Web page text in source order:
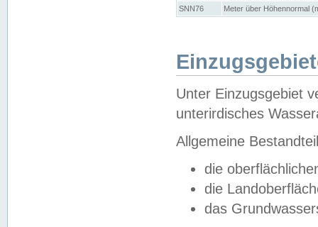
SNN76
Meter über Höhennormal
Unter Einzugsgebiet
unterirdisches
Allgemeine
die
die
das